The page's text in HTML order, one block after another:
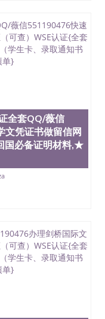
State
成立于1857
学之一，也是美
市San Jose中
全美50强公立综
百上千的海外学
上享有学术地
教育机构，并获
其计算机系与会
表现优异。其毕
谷中心得到工作
和大四的学期提
加州大学系统
的旧金山-圣何塞
生三万人，超过
有来自世界60余
计算机科学，电
全套QQ/薇信
凭证书做留信网
国必备证明材料,★